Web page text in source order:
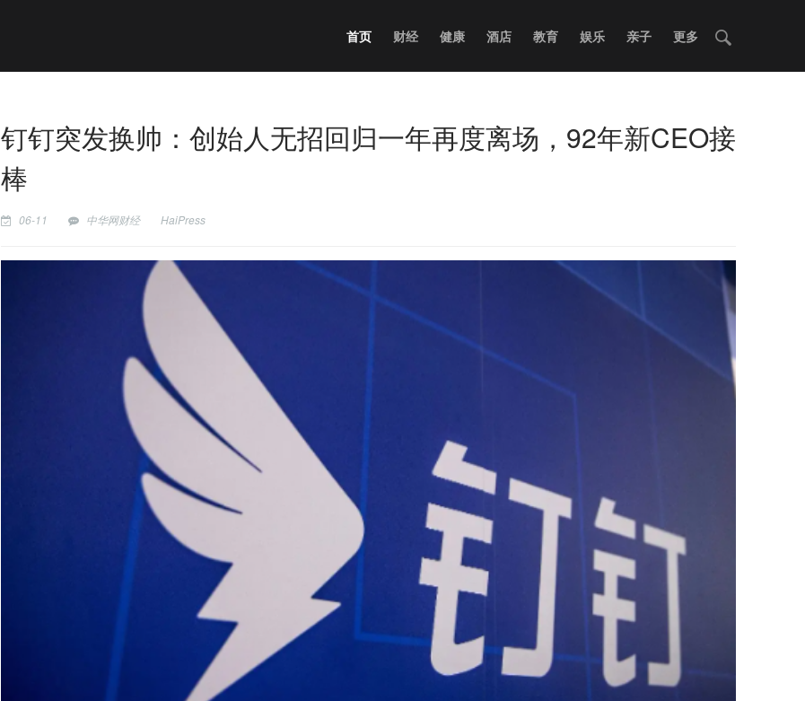
首页 财经 健康 酒店 教育 娱乐 亲子 更多
钉钉突发换帅：创始人无招回归一年再度离场，92年新CEO接
棒
06-11 中华网财经 HaiPress